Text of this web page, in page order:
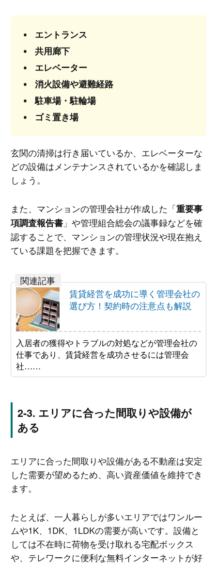
エントランス
共用廊下
エレベーター
消火設備や避難経路
駐車場・駐輪場
ゴミ置き場
玄関の清掃は行き届いているか、エレベーターな
どの設備はメンテナンスされているかを確認しま
しょう。
また、マンションの管理会社が作成した「重要事
項調査報告書」や管理組合総会の議事録などを確
認することで、マンションの管理状況や現在抱え
ている課題を把握できます。
賃貸経営を成功に導く管理会社の
選び方！契約時の注意点も解説
入居者の獲得やトラブルの対処などが管理会社の
仕事であり、賃貸経営を成功させるには管理会
社……
エリアに合った間取りや設備が
ある
エリアに合った間取りや設備がある不動産は安定
した需要が望めるため、高い資産価値を維持でき
ます。
たとえば、一人暮らしが多いエリアではワンルー
ムや1K、1DK、1LDKの需要が高いです。設備と
しては不在時に荷物を受け取れる宅配ボックス
や、テレワークに便利な無料インターネットが好